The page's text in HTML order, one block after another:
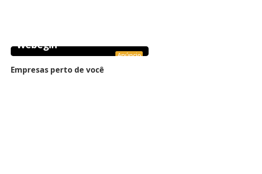
Anúncio
Webegin
Empresas perto de você